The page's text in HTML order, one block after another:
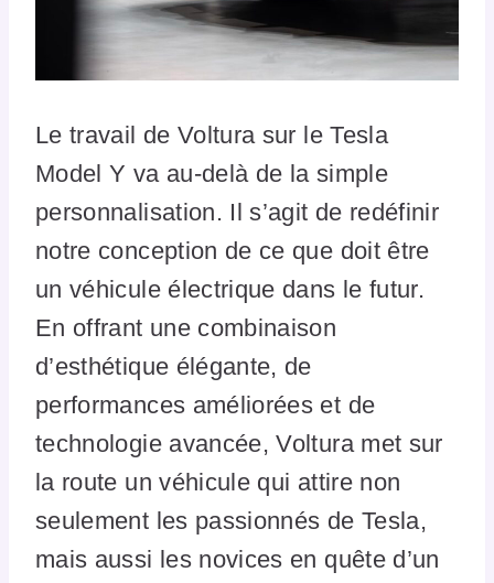
Le travail de Voltura sur le Tesla
Model Y va au-delà de la simple
personnalisation. Il s’agit de redéfinir
notre conception de ce que doit être
un véhicule électrique dans le futur.
En offrant une combinaison
d’esthétique élégante, de
performances améliorées et de
technologie avancée, Voltura met sur
la route un véhicule qui attire non
seulement les passionnés de Tesla,
mais aussi les novices en quête d’un